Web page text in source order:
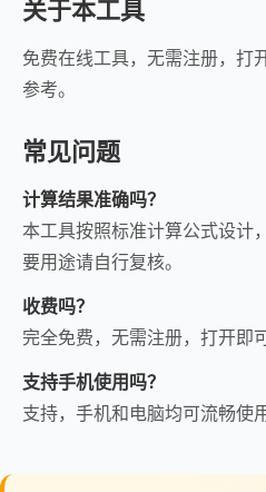
关于本工具
免费在线工具，无需注册，打
参考。
常见问题
计算结果准确吗？
本工具按照标准计算公式设计
要用途请自行复核。
收费吗？
完全免费，无需注册，打开即
支持手机使用吗？
支持，手机和电脑均可流畅使用